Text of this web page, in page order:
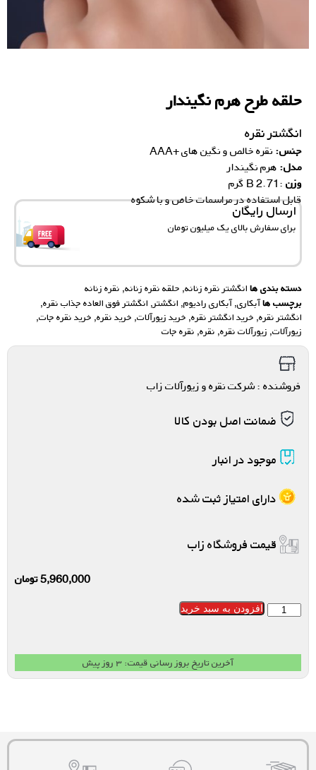
حلقه طرح هرم نگیندار
انگشتر نقره
جنس: نقره خالص و نگین های +AAA
مدل: هرم نگیندار
وزن :2.71 B گرم
قابل استفاده در مراسمات خاص و با شکوه
ارسال رایگان
برای سفارش‌ بالای یک میلیون تومان
دسته بندی ها انگشتر نقره زنانه, حلقه نقره زنانه, نقره زنانه
برچسب هاآبکاری,آبکاری رادیوم, انگشتر, انگشتر فوق العاده جذاب نقره,
انگشتر نقره, خرید انگشتر نقره, خرید زیورآلات, خرید نقره, خرید نقره جات,
زیورآلات, زیورآلات نقره, نقره, نقره جات
فروشنده : شرکت نقره و زیورآلات زاب
ضمانت اصل بودن کالا
موجود در انبار
دارای امتیاز ثبت شده
قیمت فروشگاه زاب
5,960,000تومان
افزودن به سبد خرید
آخرین تاریخ بروز رسانی قیمت: ۳ روز پیش